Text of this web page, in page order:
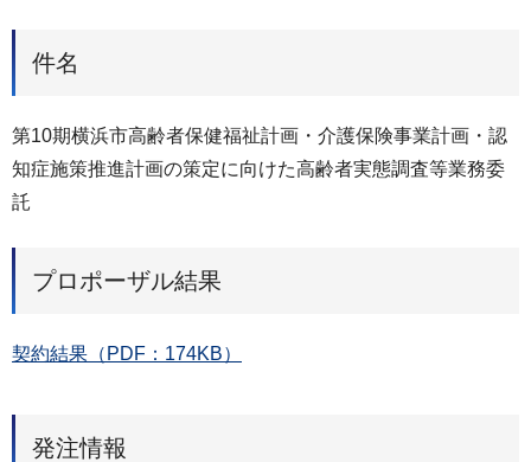
件名
第10期横浜市高齢者保健福祉計画・介護保険事業計画・認
知症施策推進計画の策定に向けた高齢者実態調査等業務委
託
プロポーザル結果
契約結果（PDF：174KB）
発注情報